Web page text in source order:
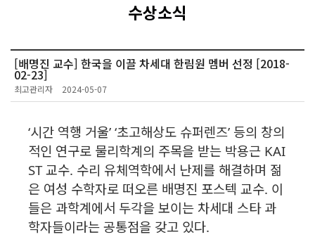
수상소식
[배명진 교수] 한국을 이끌 차세대 한림원 멤버 선정 [2018-
02-23]
최고관리자 2024-05-07
‘시간 역행 거울’ ‘초고해상도 슈퍼렌즈’ 등의 창의
적인 연구로 물리학계의 주목을 받는 박용근 KAI
ST 교수. 수리 유체역학에서 난제를 해결하며 젊
은 여성 수학자로 떠오른 배명진 포스텍 교수. 이
들은 과학계에서 두각을 보이는 차세대 스타 과
학자들이라는 공통점을 갖고 있다.